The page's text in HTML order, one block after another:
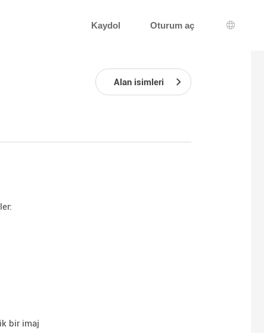
Kaydol Oturum aç
Dil
Alan isimleri
bir imaj